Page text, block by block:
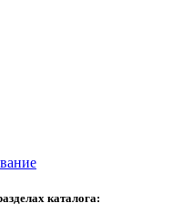
каталога: